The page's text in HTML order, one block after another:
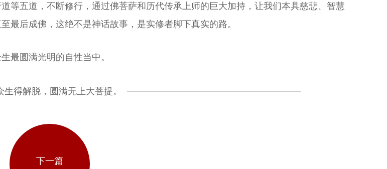
等五道，不断修行，通过佛菩萨和历代传承上师的巨大加持，让我们本具慈悲、智慧
最后成佛，这绝不是神话故事，是实修者脚下真实的路。
最圆满光明的自性当中。
生得解脱，圆满无上大菩提。
下一篇